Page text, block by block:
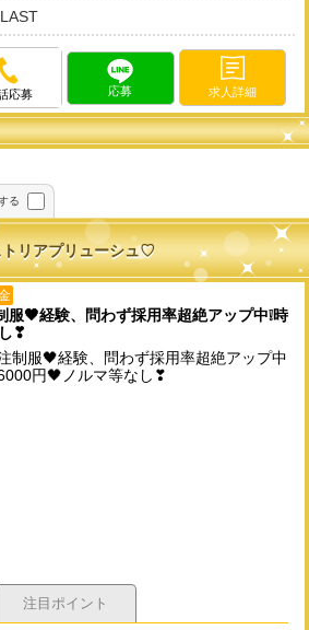
応募 応募 求人詳細
る
リアプリューシュ♡
🖤経験、問わず採用率超絶アップ中❕時
❣
注目ポイント